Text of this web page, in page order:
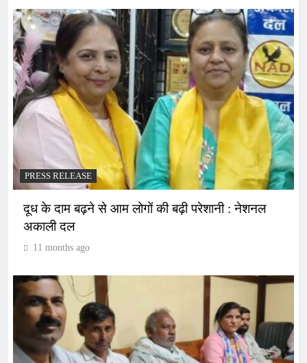
PRESS RELEASE
दूध के दाम बढ़ने से आम लोगों की बढ़ी परेशानी : नेशनल
अकाली दल
11 months ago